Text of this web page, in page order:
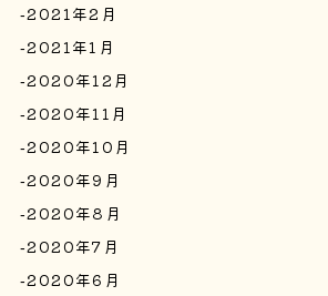
2021年2月
2021年1月
2020年12月
2020年11月
2020年10月
2020年9月
2020年8月
2020年7月
2020年6月